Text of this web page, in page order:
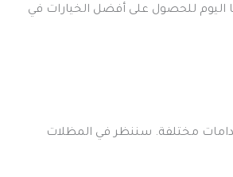
اليوم للحصول على أفضل الخيارات في
مختلفة. سننظر في المظلات